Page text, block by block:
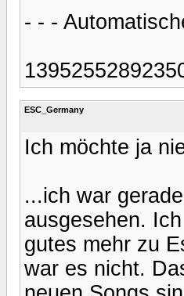
- - -
ESC_Germany
Ich möchte ja
...ich war
ausgesehen.
gutes mehr zu
war es nicht.